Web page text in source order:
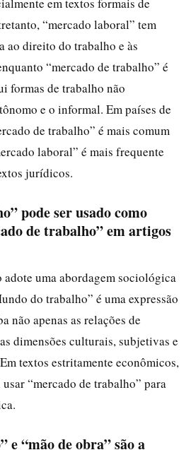
“mercado laboral” tem
ao direito do trabalho e às
“mercado de trabalho” é
formas de trabalho não
e o informal. Em países de
de trabalho” é mais comum
laboral” é mais frequente
jurídicos.
pode ser usado como
de trabalho” em artigos
adote uma abordagem sociológica
do trabalho” é uma expressão
não apenas as relações de
dimensões culturais, subjetivas e
textos estritamente econômicos,
“mercado de trabalho” para
e “mão de obra” são a